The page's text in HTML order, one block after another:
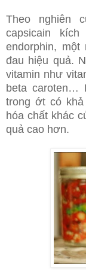
Theo nghiên
capsicain
endorphin,
đau hiệu quả.
vitamin như
beta caroten…
trong ớt có
hóa chất khác
quả cao hơn.